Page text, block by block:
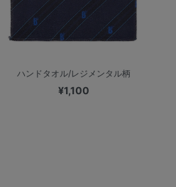
ハンドタオル/レジメンタル柄
¥1,100